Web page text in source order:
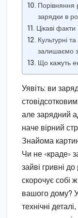
Порівняння
зарядки в
Цікаві
Культурні
залишаємо
Що кажуть
Уявіть: ви
але зарядний
наче вірний
Знайома
Чи не «краде»
зайві гривні
скорочує собі
вашого дому?
технічні